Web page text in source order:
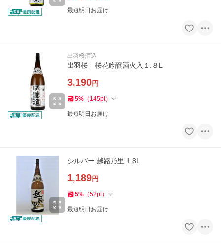
最短明日お届け
出羽桜酒造
出羽桜 桜花吟醸酒火入１.８L
3,190円
5% （ 145pt）
最短明日お届け
シルバー 越路乃里 1.8L
1,189円
5% （52pt）
最短明日お届け